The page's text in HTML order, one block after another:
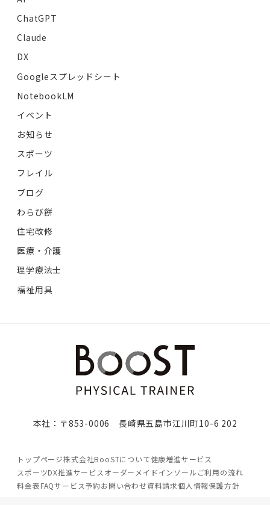
ChatGPT
Claude
DX
Googleスプレッドシート
NotebookLM
イベント
お知らせ
スポーツ
フレイル
ブログ
わらび餅
住宅改修
医療・介護
理学療法士
福祉用具
本社：〒853-0006 長崎県五島市江川町10-6 202
トップページ株式会社BooSTについて健康増進サービス
スポーツDX推進サービス オーダーメイドインソール ご利用の流れ
料金表FAQサービス予約お問い合わせ資料請求個人情報保護方針